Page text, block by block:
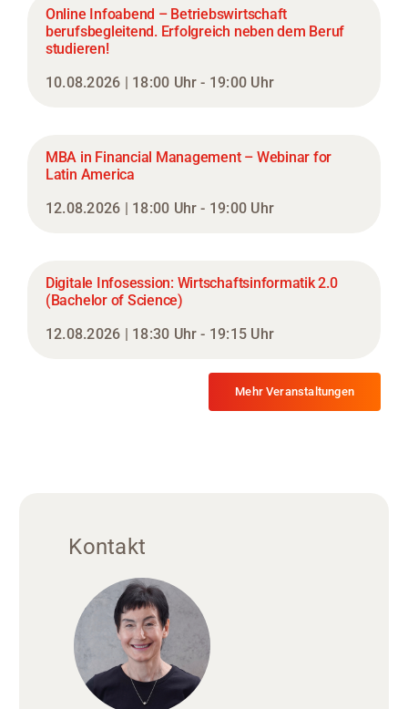
Online Infoabend – Betriebswirtschaft
berufsbegleitend. Erfolgreich neben dem Beruf
studieren!
10.08.2026 | 18:00 Uhr - 19:00 Uhr
MBA in Financial Management – Webinar for
Latin America
12.08.2026 | 18:00 Uhr - 19:00 Uhr
Digitale Infosession: Wirtschaftsinformatik 2.0
(Bachelor of Science)
12.08.2026 | 18:30 Uhr - 19:15 Uhr
Mehr Veranstaltungen
Kontakt